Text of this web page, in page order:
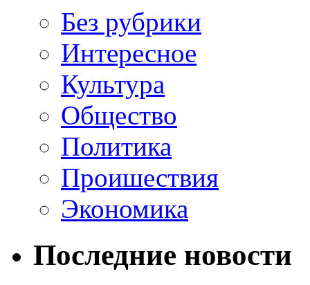
Без рубрики
Интересное
Культура
Общество
Политика
Проишествия
Экономика
Последние новости